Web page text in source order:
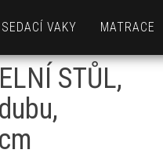
SEDACÍ VAKY MATRACE
STŮL,